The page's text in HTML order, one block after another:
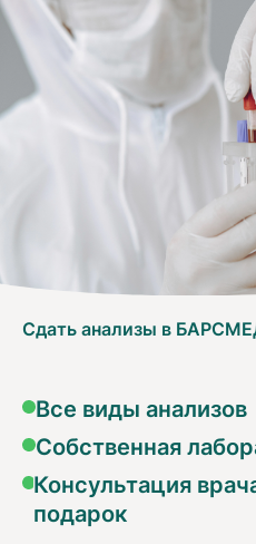
Сдать анализы в
Все виды анализов
Собственная
Консультация
подарок